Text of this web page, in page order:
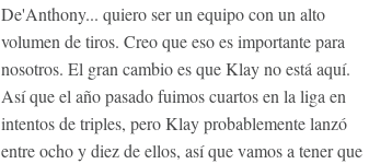
De'Anthony... quiero ser un equipo con un alto
volumen de tiros. Creo que eso es importante para
nosotros. El gran cambio es que Klay no está aquí.
Así que el año pasado fuimos cuartos en la liga en
intentos de triples, pero Klay probablemente lanzó
entre ocho y diez de ellos, así que vamos a tener que